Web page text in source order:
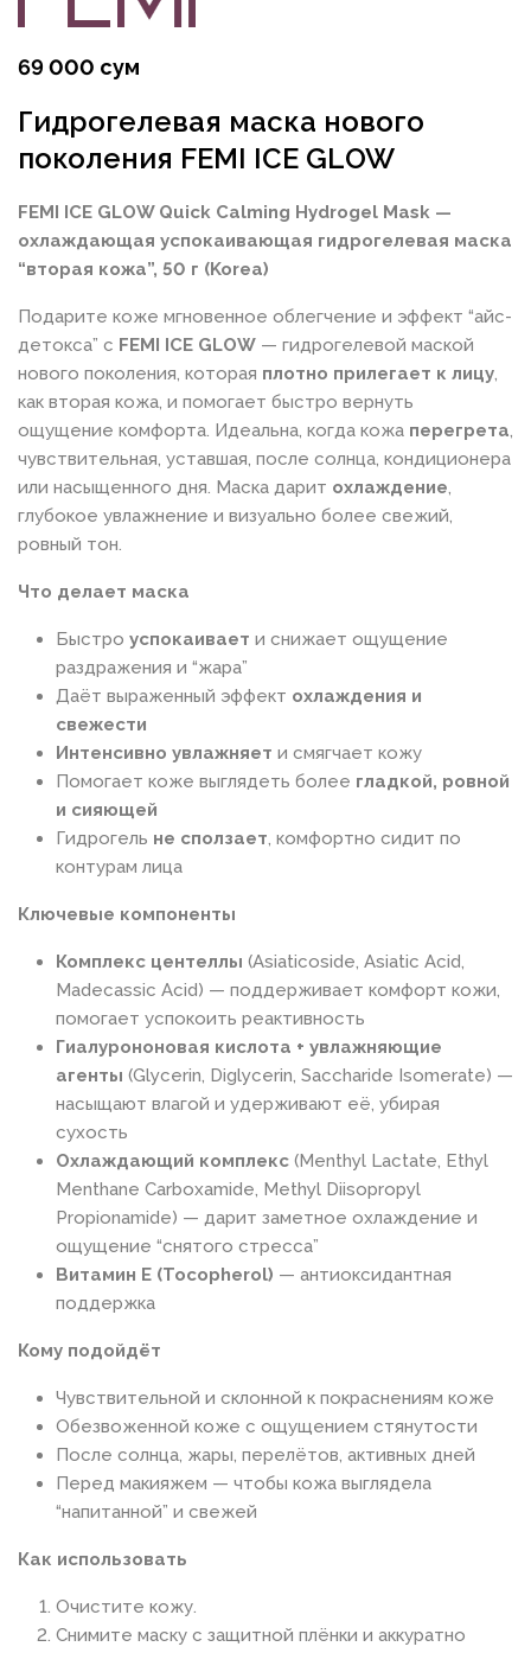
69 000 сум
Гидрогелевая маска нового
поколения FEMI ICE GLOW
FEMI ICE GLOW Quick Calming Hydrogel Mask —
охлаждающая успокаивающая гидрогелевая маска
“вторая кожа”, 50 г (Korea)
Подарите коже мгновенное облегчение и эффект “айс-
детокса” с FEMI ICE GLOW — гидрогелевой маской
нового поколения, которая плотно прилегает к лицу,
как вторая кожа, и помогает быстро вернуть
ощущение комфорта. Идеальна, когда кожа перегрета,
чувствительная, уставшая, после солнца, кондиционера
или насыщенного дня. Маска дарит охлаждение,
глубокое увлажнение и визуально более свежий,
ровный тон.
Что делает маска
Быстро успокаивает и снижает ощущение
раздражения и “жара”
Даёт выраженный эффект охлаждения и
свежести
Интенсивно увлажняет и смягчает кожу
Помогает коже выглядеть более гладкой, ровной
и сияющей
Гидрогель не сползает, комфортно сидит по
контурам лица
Ключевые компоненты
Комплекс центеллы (Asiaticoside, Asiatic Acid,
Madecassic Acid) — поддерживает комфорт кожи,
помогает успокоить реактивность
Гиалурононовая кислота + увлажняющие
агенты (Glycerin, Diglycerin, Saccharide Isomerate) —
насыщают влагой и удерживают её, убирая
сухость
Охлаждающий комплекс (Menthyl Lactate, Ethyl
Menthane Carboxamide, Methyl Diisopropyl
Propionamide) — дарит заметное охлаждение и
ощущение “снятого стресса”
Витамин Е (Tocopherol) — антиоксидантная
поддержка
Кому подойдёт
Чувствительной и склонной к покраснениям коже
Обезвоженной коже с ощущением стянутости
После солнца, жары, перелётов, активных дней
Перед макияжем — чтобы кожа выглядела
“напитанной” и свежей
Как использовать
Очистите кожу.
Снимите маску с защитной плёнки и аккуратно